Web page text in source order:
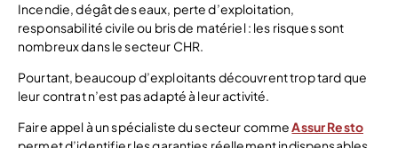
Incendie, dégât des eaux, perte d’exploitation,
responsabilité civile ou bris de matériel : les risques sont
nombreux dans le secteur CHR.
Pourtant, beaucoup d’exploitants découvrent trop tard que
leur contrat n’est pas adapté à leur activité.
Faire appel à un spécialiste du secteur commeAssur Resto